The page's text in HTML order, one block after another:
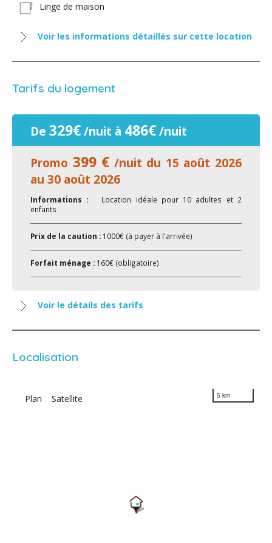
Linge de maison
Voir les informations détaillés sur cette location
Tarifs du logement
De 329€/nuit à 486€/nuit
Promo 399 € /nuit du 15 août 2026
au 30 août 2026
Informations :
Location idéale pour 10 adultes et 2
enfants
Prix de la caution : 1000€ (à payer à l'arrivée)
Forfait ménage : 160€ (obligatoire)
Voir le détails des tarifs
Localisation
Plan Satellite 5 km